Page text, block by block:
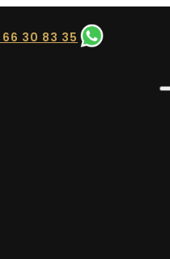
66 30 83 35